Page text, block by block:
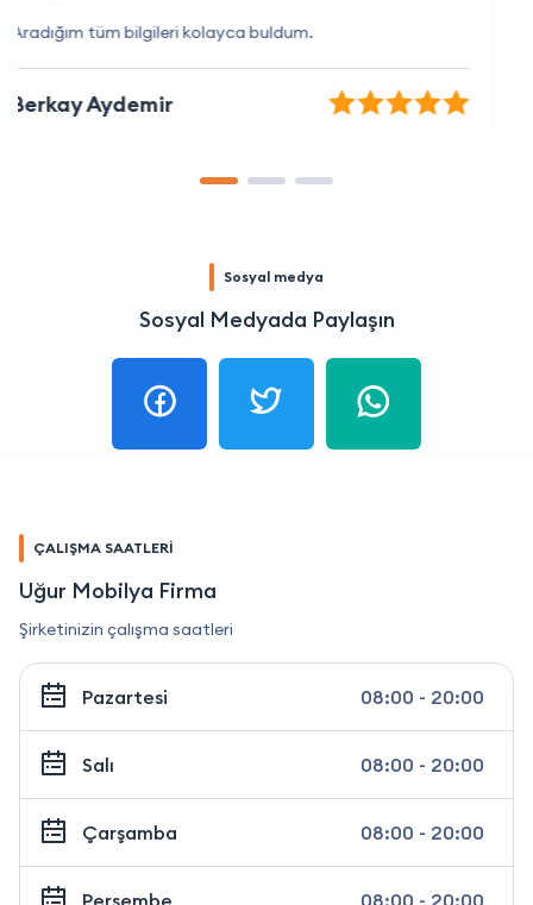
İstediğim her şeyi kolayca bulabildim.
Büşra Durak
Sosyal medya
Sosyal Medyada Paylaşın
ÇALIŞMA SAATLERİ
Uğur Mobilya Firma
Şirketinizin çalışma saatleri
Pazartesi 08:00 - 20:00
Salı 08:00 - 20:00
Çarşamba 08:00 - 20:00
Perşembe 08:00 - 20:00